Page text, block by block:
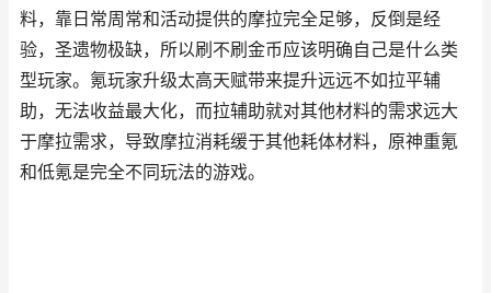
料，靠日常周常和活动提供的摩拉完全足够，反倒是经
验，圣遗物极缺，所以刷不刷金币应该明确自己是什么类
型玩家。氪玩家升级太高天赋带来提升远远不如拉平辅
助，无法收益最大化，而拉辅助就对其他材料的需求远大
于摩拉需求，导致摩拉消耗缓于其他耗体材料，原神重氪
和低氪是完全不同玩法的游戏。